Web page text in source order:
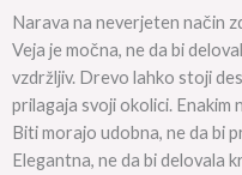
Narava na neverjeten način
Veja je močna, ne da bi
vzdržljiv. Drevo lahko stoji
prilagaja svoji okolici. Enakim
Biti morajo udobna, ne da bi
Elegantna, ne da bi delovala